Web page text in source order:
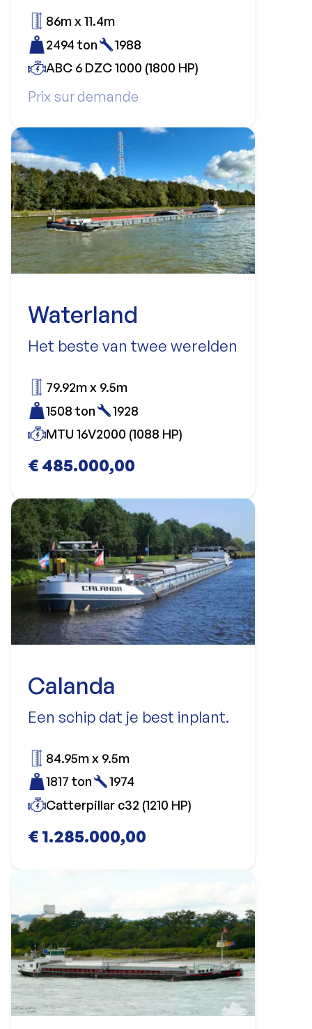
Prix sur demande
86m x 11.4m
2494 ton
1988
ABC 6 DZC 1000 (1800 HP)
Waterland
Het beste van twee werelden
€ 485.000,00
79.92m x 9.5m
1508 ton
1928
MTU 16V2000 (1088 HP)
Calanda
Een schip dat je best inplant.
€ 1.285.000,00
84.95m x 9.5m
1817 ton
1974
Catterpillar c32 (1210 HP)